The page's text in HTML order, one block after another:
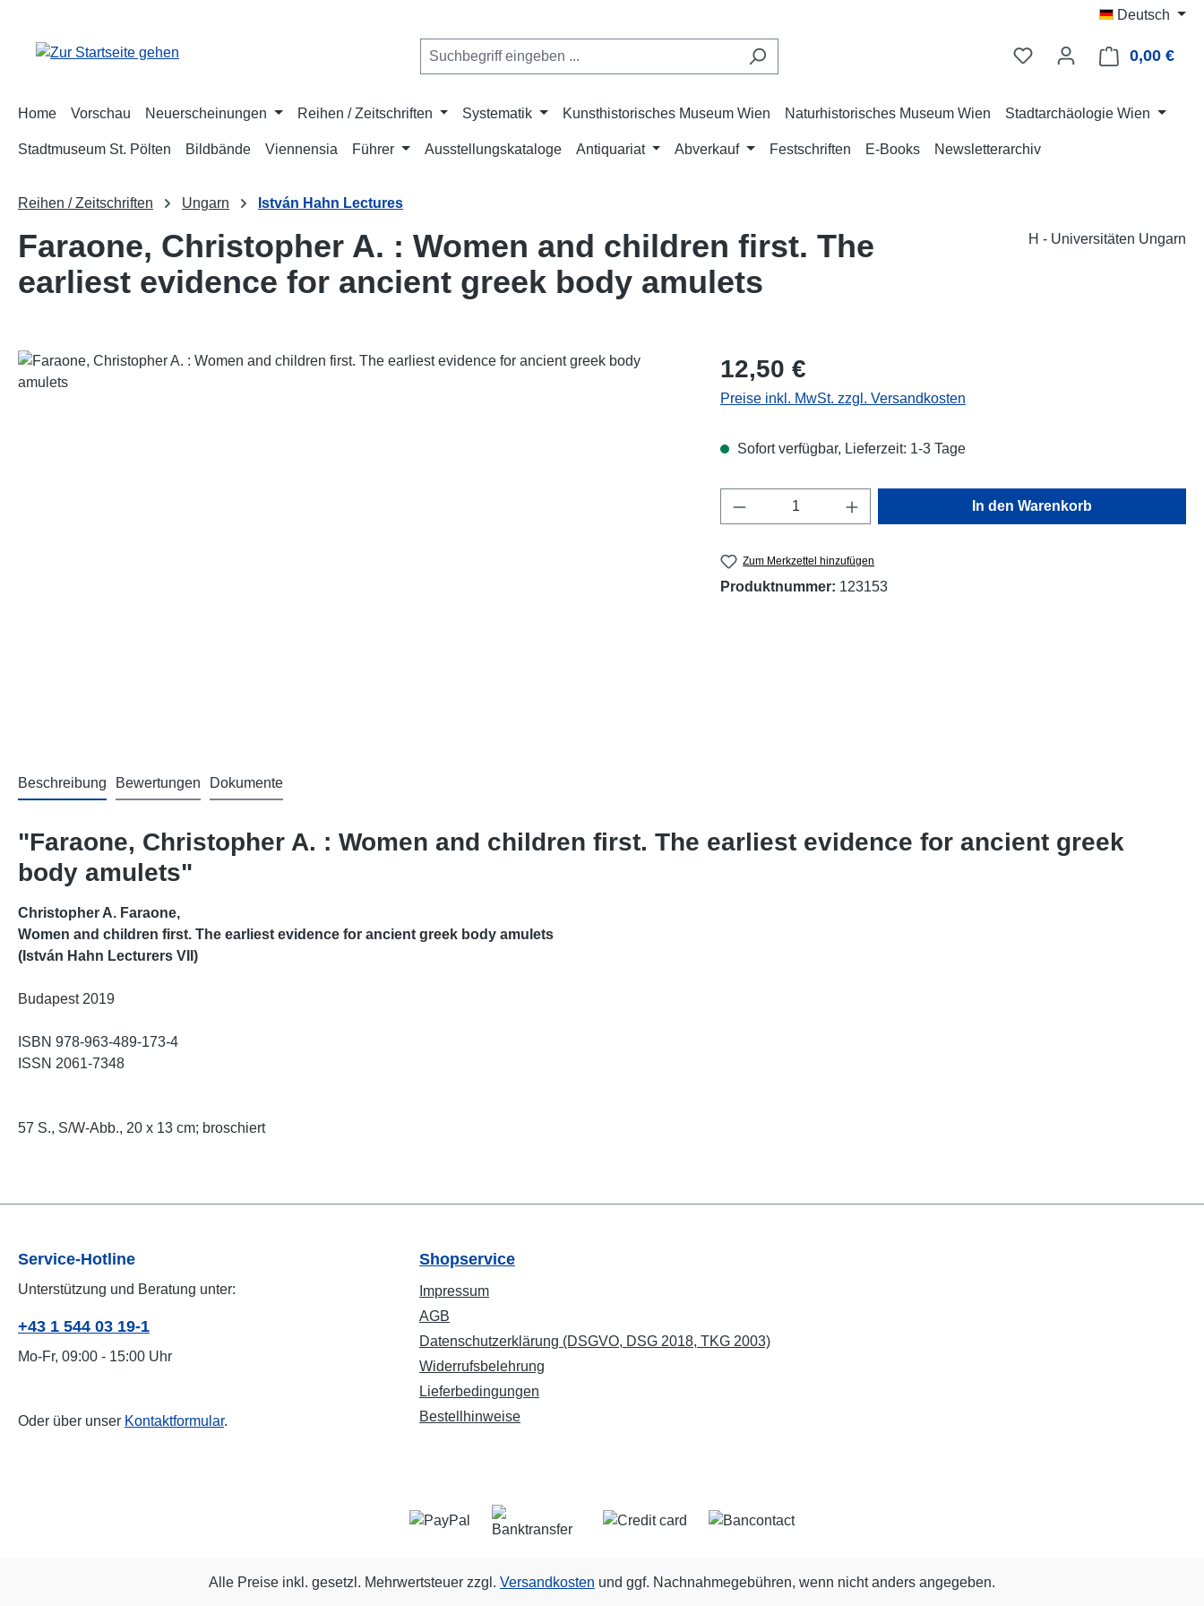
Deutsch
0,00 €
Home Vorschau Neuerscheinungen Reihen / Zeitschriften Systematik Kunsthistorisches Museum Wien Naturhistorisches Museum Wien Stadtarchäologie Wien
Stadtmuseum St. Pölten Bildbände Viennensia Führer Ausstellungskataloge Antiquariat Abverkauf Festschriften E-Books Newsletterarchiv
Reihen / Zeitschriften Ungarn István Hahn Lectures
Faraone, Christopher A. : Women and children first. The
earliest evidence for ancient greek body amulets
H - Universitäten Ungarn
Bildergalerie überspringen Regulärer Preis:
12,50 €
Preise inkl. MwSt. zzgl. Versandkosten
Sofort verfügbar, Lieferzeit: 1-3 Tage
Produkt Anzahl: Gib den gewünschten Wert ein
In den Warenkorb
Zum Merkzettel hinzufügen
Produktnummer: 123153
Beschreibung Bewertungen Dokumente
"Faraone, Christopher A. : Women and children first. The earliest evidence for ancient greek
body amulets"
Christopher A. Faraone,
Women and children first. The earliest evidence for ancient greek body amulets
(István Hahn Lecturers VII)
Budapest 2019
ISBN 978-963-489-173-4
ISSN 2061-7348
57 S., S/W-Abb., 20 x 13 cm; broschiert
Service-Hotline
Unterstützung und Beratung unter:
+43 1 544 03 19-1
Mo-Fr, 09:00 - 15:00 Uhr
Oder über unser Kontaktformular.
Shopservice
Impressum
AGB
Datenschutzerklärung (DSGVO, DSG 2018, TKG 2003)
Widerrufsbelehrung
Lieferbedingungen
Bestellhinweise
Alle Preise inkl. gesetzl. Mehrwertsteuer zzgl. Versandkosten und ggf. Nachnahmegebühren, wenn nicht anders angegeben.